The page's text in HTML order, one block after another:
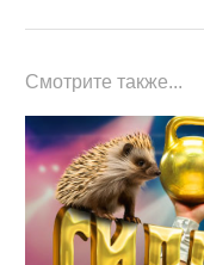
Смотрите также...